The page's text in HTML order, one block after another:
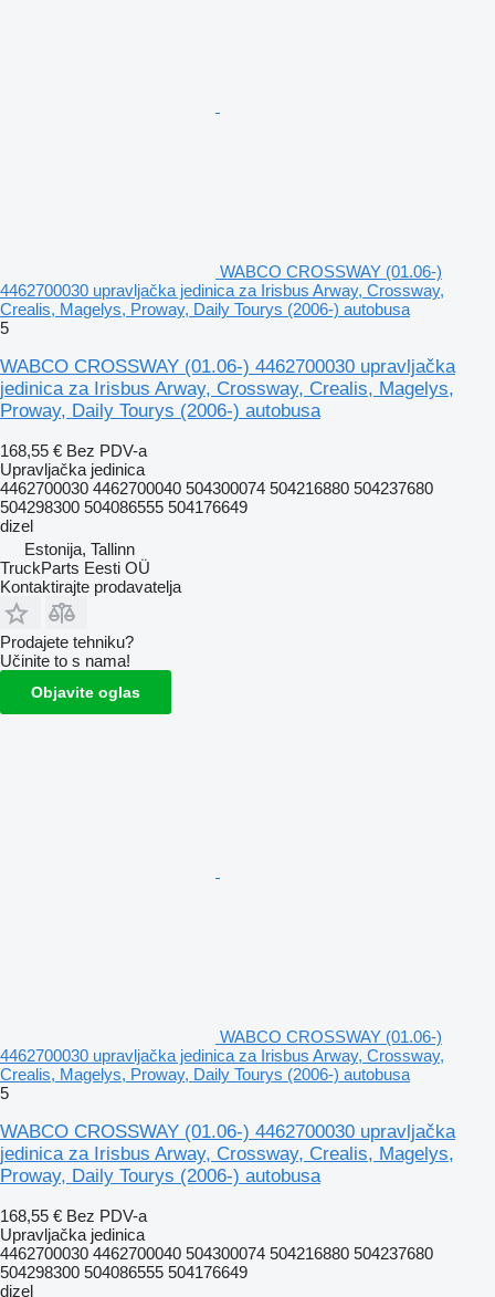
WABCO CROSSWAY (01.06-)
4462700030 upravljačka jedinica za Irisbus Arway, Crossway,
Crealis, Magelys, Proway, Daily Tourys (2006-) autobusa
5
WABCO CROSSWAY (01.06-) 4462700030 upravljačka
jedinica za Irisbus Arway, Crossway, Crealis, Magelys,
Proway, Daily Tourys (2006-) autobusa
168,55 € Bez PDV-a
Upravljačka jedinica
4462700030 4462700040 504300074 504216880 504237680
504298300 504086555 504176649
dizel
Estonija, Tallinn
TruckParts Eesti OÜ
Kontaktirajte prodavatelja
Prodajete tehniku?
Učinite to s nama!
Objavite oglas
WABCO CROSSWAY (01.06-)
4462700030 upravljačka jedinica za Irisbus Arway, Crossway,
Crealis, Magelys, Proway, Daily Tourys (2006-) autobusa
5
WABCO CROSSWAY (01.06-) 4462700030 upravljačka
jedinica za Irisbus Arway, Crossway, Crealis, Magelys,
Proway, Daily Tourys (2006-) autobusa
168,55 € Bez PDV-a
Upravljačka jedinica
4462700030 4462700040 504300074 504216880 504237680
504298300 504086555 504176649
dizel